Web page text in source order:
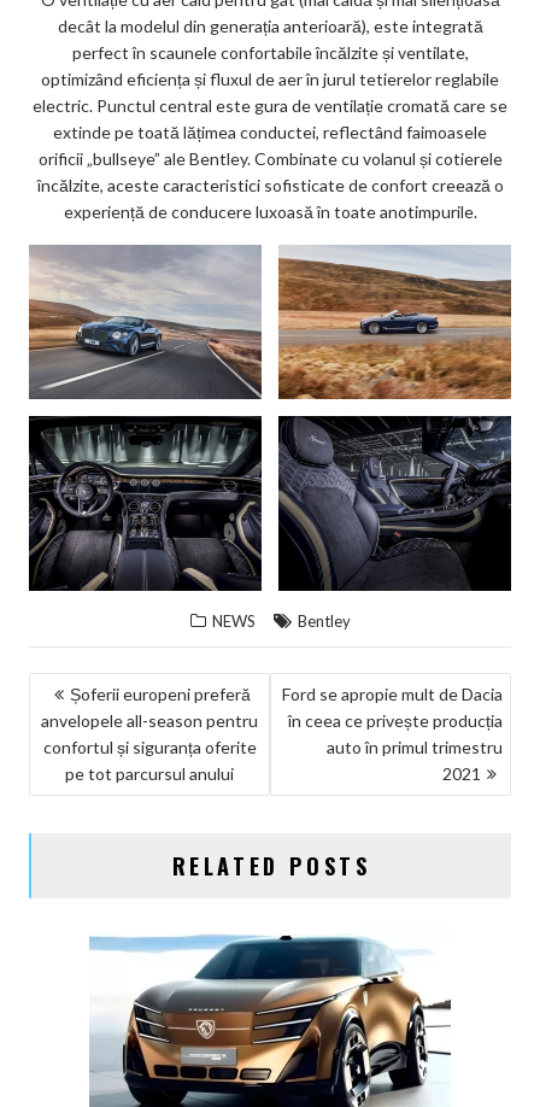
decât la modelul din generația anterioară), este integrată
perfect în scaunele confortabile încălzite și ventilate,
optimizând eficiența și fluxul de aer în jurul tetierelor reglabile
electric. Punctul central este gura de ventilație cromată care se
extinde pe toată lățimea conductei, reflectând faimoasele
orificii „bullseye” ale Bentley. Combinate cu volanul și cotierele
încălzite, aceste caracteristici sofisticate de confort creează o
experiență de conducere luxoasă în toate anotimpurile.
NEWS Bentley
NAVIGARE
ÎN
ARTICOLE
Șoferii europeni preferă
anvelopele all-season pentru
confortul și siguranța oferite
pe tot parcursul anului
Ford se apropie mult de Dacia
în ceea ce privește producția
auto în primul trimestru
2021
RELATED POSTS